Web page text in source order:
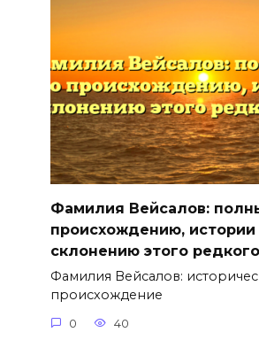
Фамилия Вейсалов:
происхождению, истории
склонению этого
Фамилия Вейсалов:
происхождение
0 40